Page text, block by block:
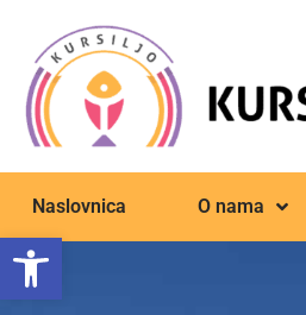
Open toolbar
Naslovnica O nama